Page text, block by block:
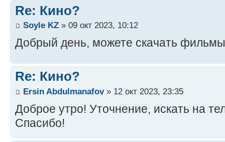
Re: Кино?
Soyle KZ » 09 окт 2023, 10:12
Добрый день, можете скачать
Re: Кино?
Ersin Abdulmanafov» 12 окт 2023, 23:35
Доброе утро! Уточнение, искать на
Спасибо!